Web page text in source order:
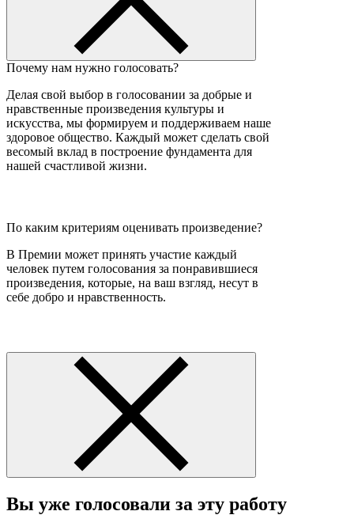
Почему нам нужно голосовать?
Делая свой выбор в голосовании за добрые и
нравственные произведения культуры и
искусства, мы формируем и поддерживаем наше
здоровое общество. Каждый может сделать свой
весомый вклад в построение фундамента для
нашей счастливой жизни.
По каким критериям оценивать произведение?
В Премии может принять участие каждый
человек путем голосования за понравившиеся
произведения, которые, на ваш взгляд, несут в
себе добро и нравственность.
Вы уже голосовали за эту работу